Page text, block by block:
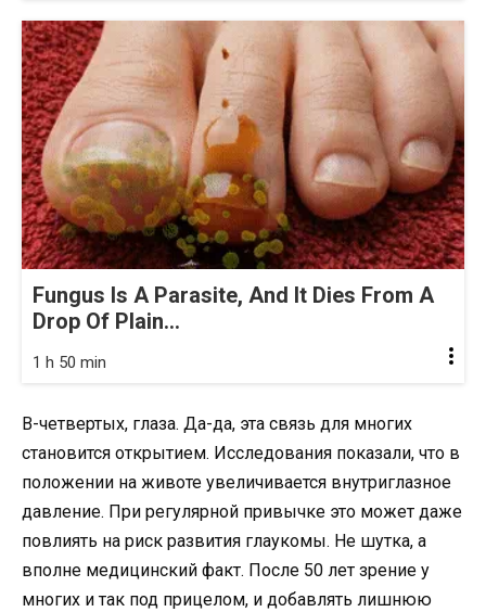
Fungus Is A Parasite, And It Dies From A
Drop Of Plain...
1 h 50 min
В-четвертых, глаза. Да-да, эта связь для многих
становится открытием. Исследования показали, что в
положении на животе увеличивается внутриглазное
давление. При регулярной привычке это может даже
повлиять на риск развития глаукомы. Не шутка, а
вполне медицинский факт. После 50 лет зрение у
многих и так под прицелом, и добавлять лишнюю